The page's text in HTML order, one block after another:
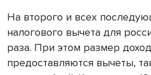
На второго и всех
налогового вычета для
раза. При этом размер
предоставляются вычеты,